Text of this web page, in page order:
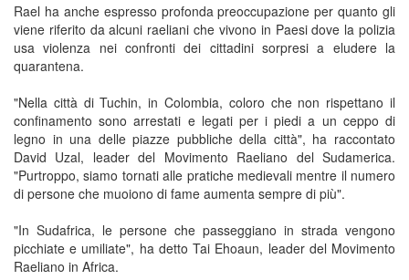
Rael ha anche espresso profonda preoccupazione per quanto gli
viene riferito da alcuni raeliani che vivono in Paesi dove la polizia
usa violenza nei confronti dei cittadini sorpresi a eludere la
quarantena.
"Nella città di Tuchin, in Colombia, coloro che non rispettano il
confinamento sono arrestati e legati per i piedi a un ceppo di
legno in una delle piazze pubbliche della città", ha raccontato
David Uzal, leader del Movimento Raeliano del Sudamerica.
"Purtroppo, siamo tornati alle pratiche medievali mentre il numero
di persone che muoiono di fame aumenta sempre di più".
"In Sudafrica, le persone che passeggiano in strada vengono
picchiate e umiliate", ha detto Tai Ehoaun, leader del Movimento
Raeliano in Africa.